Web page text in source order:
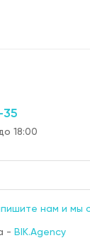
18:00
нам и мы
- BIK.Agency